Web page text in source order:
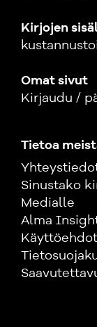
Kirjojen
Omat sivut
Kirjaudu /
Tietoa
Sinustako
Medialle
Alma
Käyttöehdot